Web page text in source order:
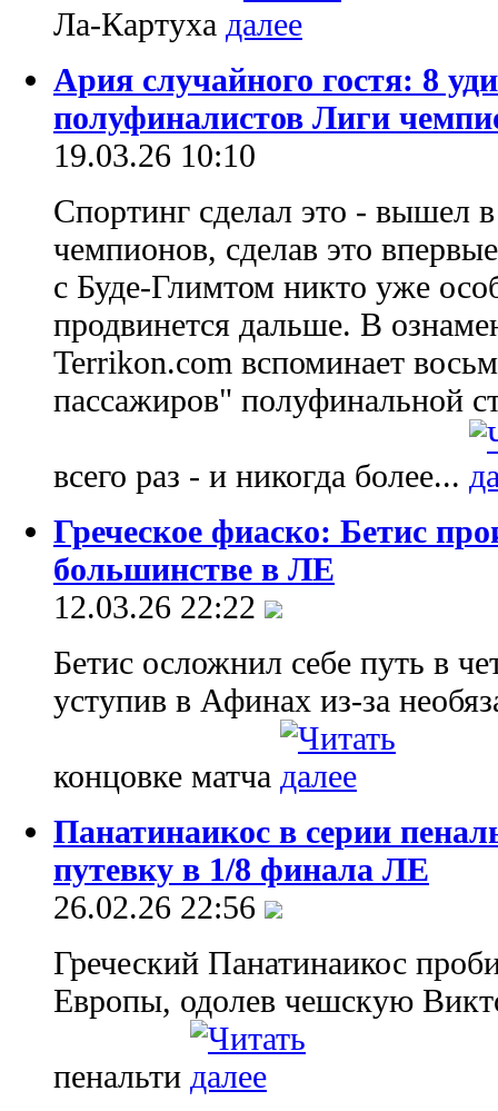
Ла-Картуха
Ария случайного гостя: 8
полуфиналистов Лиги
19.03.26 10:10
Спортинг сделал это - вышел
чемпионов, сделав это
с Буде-Глимтом никто уже
продвинется дальше. В
Terrikon.com вспоминает
пассажиров" полуфинальной
всего раз - и никогда более...
Греческое фиаско: Бетис
большинстве в ЛЕ
12.03.26 22:22
Бетис осложнил себе путь в
уступив в Афинах из-за
концовке матча
Панатинаикос в серии
путевку в 1/8 финала ЛЕ
26.02.26 22:56
Греческий Панатинаикос
Европы, одолев чешскую
пенальти